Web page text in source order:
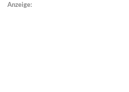
Anzeige: